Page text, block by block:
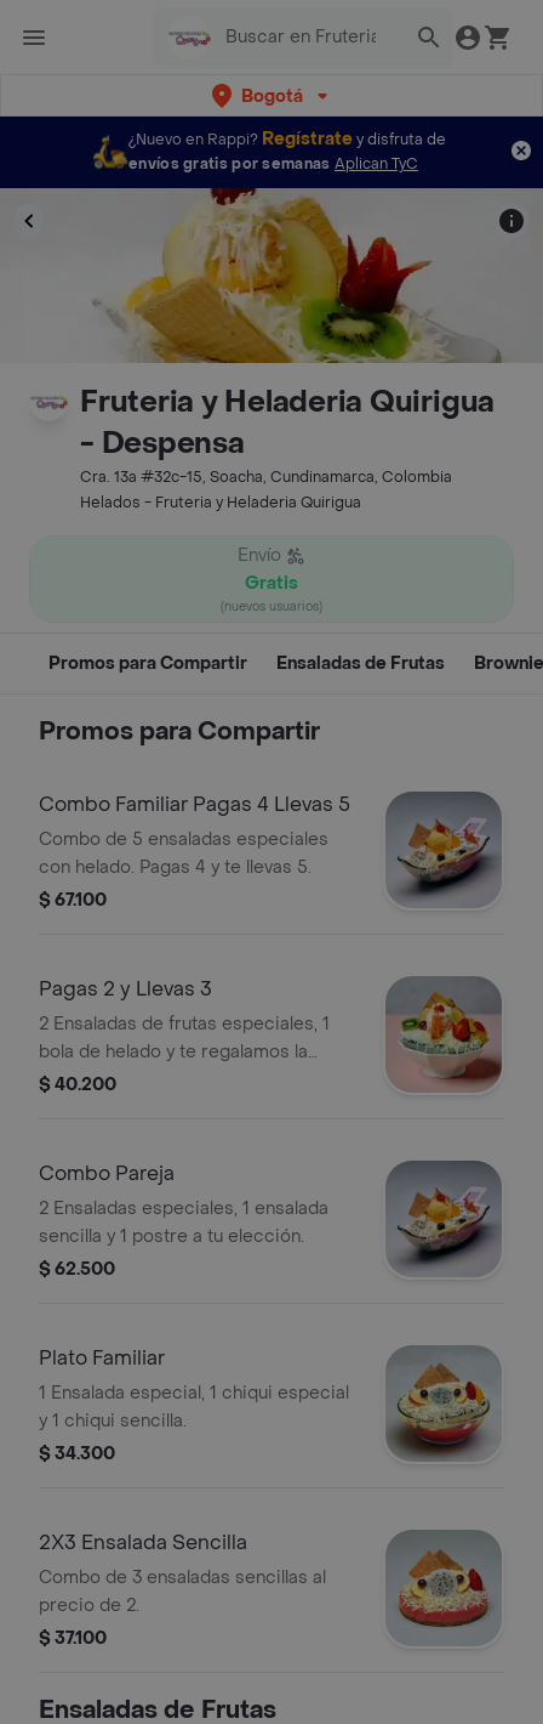
Bogotá
¿Nuevo en Rappi? Regístratey disfruta de
envíos gratis por semanas Aplican TyC
Fruteria y Heladeria Quirigua
- Despensa
Cra. 13a #32c-15, Soacha, Cundinamarca, Colombia
Helados - Fruteria y Heladeria Quirigua
Envío
Gratis
(nuevos usuarios)
Promos para Compartir Ensaladas de Frutas Brownie
Promos para Compartir
Combo Familiar Pagas 4 Llevas 5
Combo de 5 ensaladas especiales
con helado. Pagas 4 y te llevas 5.
$ 67.100
Pagas 2 y Llevas 3
2 Ensaladas de frutas especiales, 1
bola de helado y te regalamos la
tercera
$ 40.200
Combo Pareja
2 Ensaladas especiales, 1 ensalada
sencilla y 1 postre a tu elección.
$ 62.500
Plato Familiar
1 Ensalada especial, 1 chiqui especial
y 1 chiqui sencilla.
$ 34.300
2X3 Ensalada Sencilla
Combo de 3 ensaladas sencillas al
precio de 2.
$ 37.100
Ensaladas de Frutas